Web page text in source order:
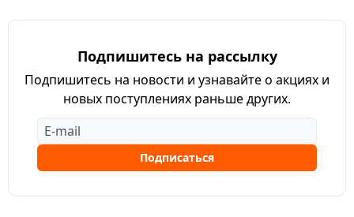
Подпишитесь на рассылку
Подпишитесь на новости и узнавайте о акциях и
новых поступлениях раньше других.
Подписаться